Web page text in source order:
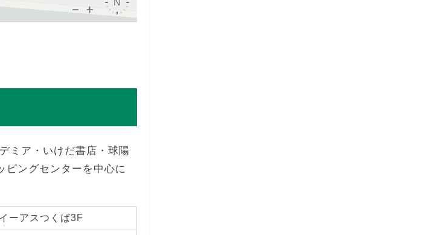
ミア・いけだ書店・球陽
ピングセンターを中心に
ーアスつくば3F